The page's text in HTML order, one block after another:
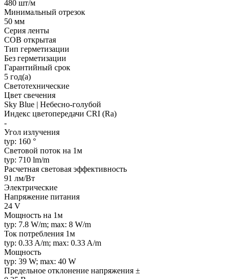
480 шт/м
Минимальный отрезок
50 мм
Серия ленты
COB открытая
Тип герметизации
Без герметизации
Гарантийный срок
5 год(а)
Светотехнические
Цвет свечения
Sky Blue | Небесно-голубой
Индекс цветопередачи CRI (Ra)
-
Угол излучения
typ: 160 °
Световой поток на 1м
typ: 710 lm/m
Расчетная световая эффективность
91 лм/Вт
Электрические
Напряжение питания
24 V
Мощность на 1м
typ: 7.8 W/m; max: 8 W/m
Ток потребления 1м
typ: 0.33 A/m; max: 0.33 A/m
Мощность
typ: 39 W; max: 40 W
Предельное отклонение напряжения ±